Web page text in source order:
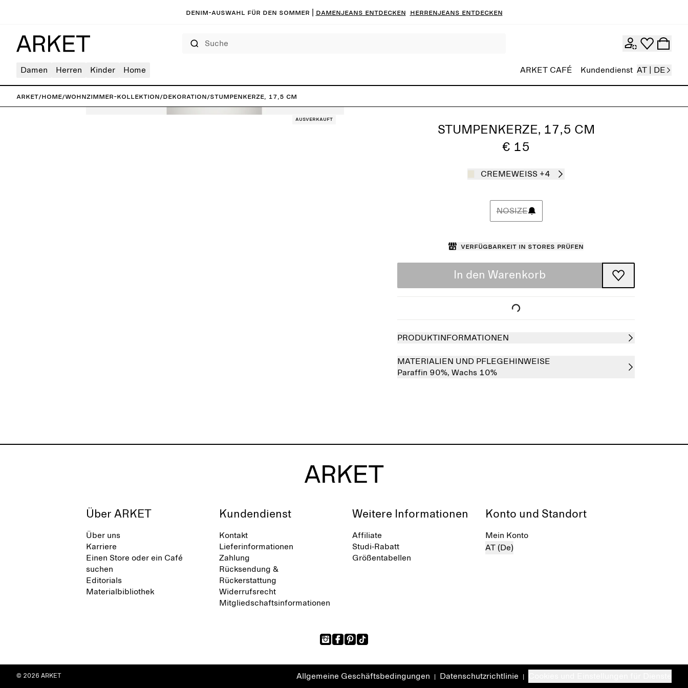
Denim-Auswahl für den Sommer | Damenjeans entdecken Herrenjeans entdecken
Damen Herren Kinder Home ARKET CAFÉ Kundendienst AT | DE
ARKET/Home/Wohnzimmer-Kollektion/Dekoration/Stumpenkerze, 17,5 cm
Ausverkauft
STUMPENKERZE, 17,5 CM
€ 15
CREMEWEISS +4
NOSIZE
Verfügbarkeit in Stores prüfen
In den Warenkorb
PRODUKTINFORMATIONEN
MATERIALIEN UND PFLEGEHINWEISE
Paraffin 90%, Wachs 10%
Über ARKET
Über uns
Karriere
Einen Store oder ein Café
suchen
Editorials
Materialbibliothek
Kundendienst
Kontakt
Lieferinformationen
Zahlung
Rücksendung &
Rückerstattung
Widerrufsrecht
Mitgliedschaftsinformationen
Weitere Informationen
Affiliate
Studi-Rabatt
Größentabellen
Konto und Standort
Mein Konto
AT (De)
Allgemeine Geschäftsbedingungen Datenschutzrichtlinie
© 2026 ARKET